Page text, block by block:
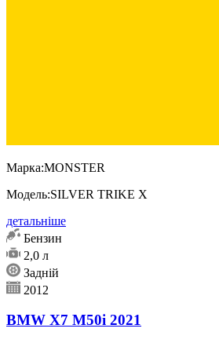
Марка:MONSTER
Модель:SILVER TRIKE X
детальніше
Бензин
2,0 л
Задній
2012
BMW X7 M50i 2021